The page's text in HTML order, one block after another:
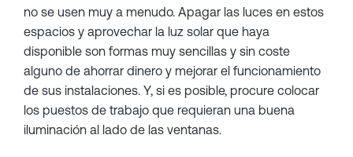
no se usen muy a menudo. Apagar las luces en estos
espacios y aprovechar la luz solar que haya
disponible son formas muy sencillas y sin coste
alguno de ahorrar dinero y mejorar el funcionamiento
de sus instalaciones. Y, si es posible, procure colocar
los puestos de trabajo que requieran una buena
iluminación al lado de las ventanas.